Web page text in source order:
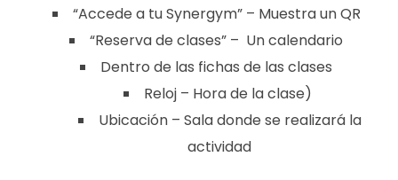
“Accede a tu Synergym” – Muestra un QR
“Reserva de clases” – Un calendario
Dentro de las fichas de las clases
Reloj – Hora de la clase)
Ubicación – Sala donde se realizará la
actividad